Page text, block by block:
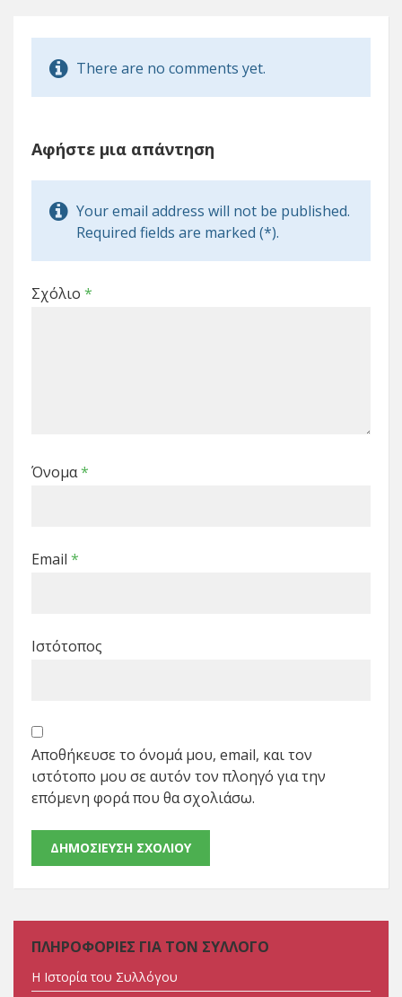
There are no comments yet.
Αφήστε μια απάντηση
Your email address will not be published.
Required fields are marked (*).
Σχόλιο *
Όνομα*
Email *
Ιστότοπος
Αποθήκευσε το όνομά μου, email, και τον
ιστότοπο μου σε αυτόν τον πλοηγό για την
επόμενη φορά που θα σχολιάσω.
ΠΛΗΡΟΦΟΡΙΕΣ ΓΙΑ ΤΟΝ ΣΥΛΛΟΓΟ
Η Ιστορία του Συλλόγου